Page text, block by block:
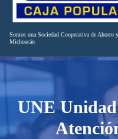
Somos una Sociedad Cooperativa de Ahorro
Michoacán
UNE